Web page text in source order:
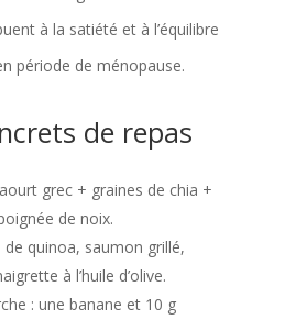
à la satiété et à l’équilibre
période de ménopause.
de repas
grec + graines de chia +
de noix.
de quinoa, saumon grillé,
à l’huile d’olive.
: une banane et 10 g